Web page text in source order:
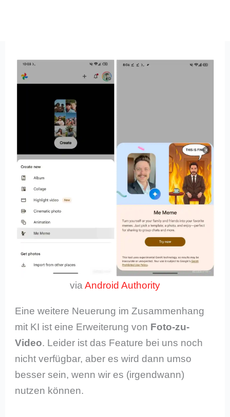
viaAndroid Authority
Eine weitere Neuerung im Zusammenhang
mit KI ist eine Erweiterung von Foto-zu-
Video. Leider ist das Feature bei uns noch
nicht verfügbar, aber es wird dann umso
besser sein, wenn wir es (irgendwann)
nutzen können.